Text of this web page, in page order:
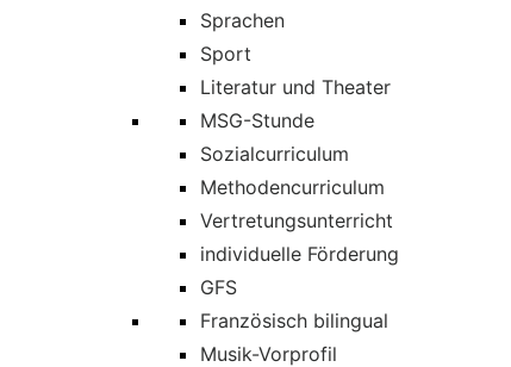
Sprachen
Sport
Literatur und Theater
MSG-Stunde
Sozialcurriculum
Methodencurriculum
Vertretungsunterricht
individuelle Förderung
GFS
Französisch bilingual
Musik-Vorprofil